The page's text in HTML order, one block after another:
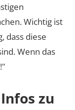
Wichtig ist
dass diese
Wenn das
zu